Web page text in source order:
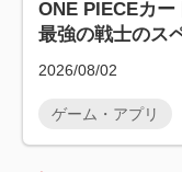
ONE PIECEカ
最強の戦士のス
2026/08/02
ゲーム・アプリ